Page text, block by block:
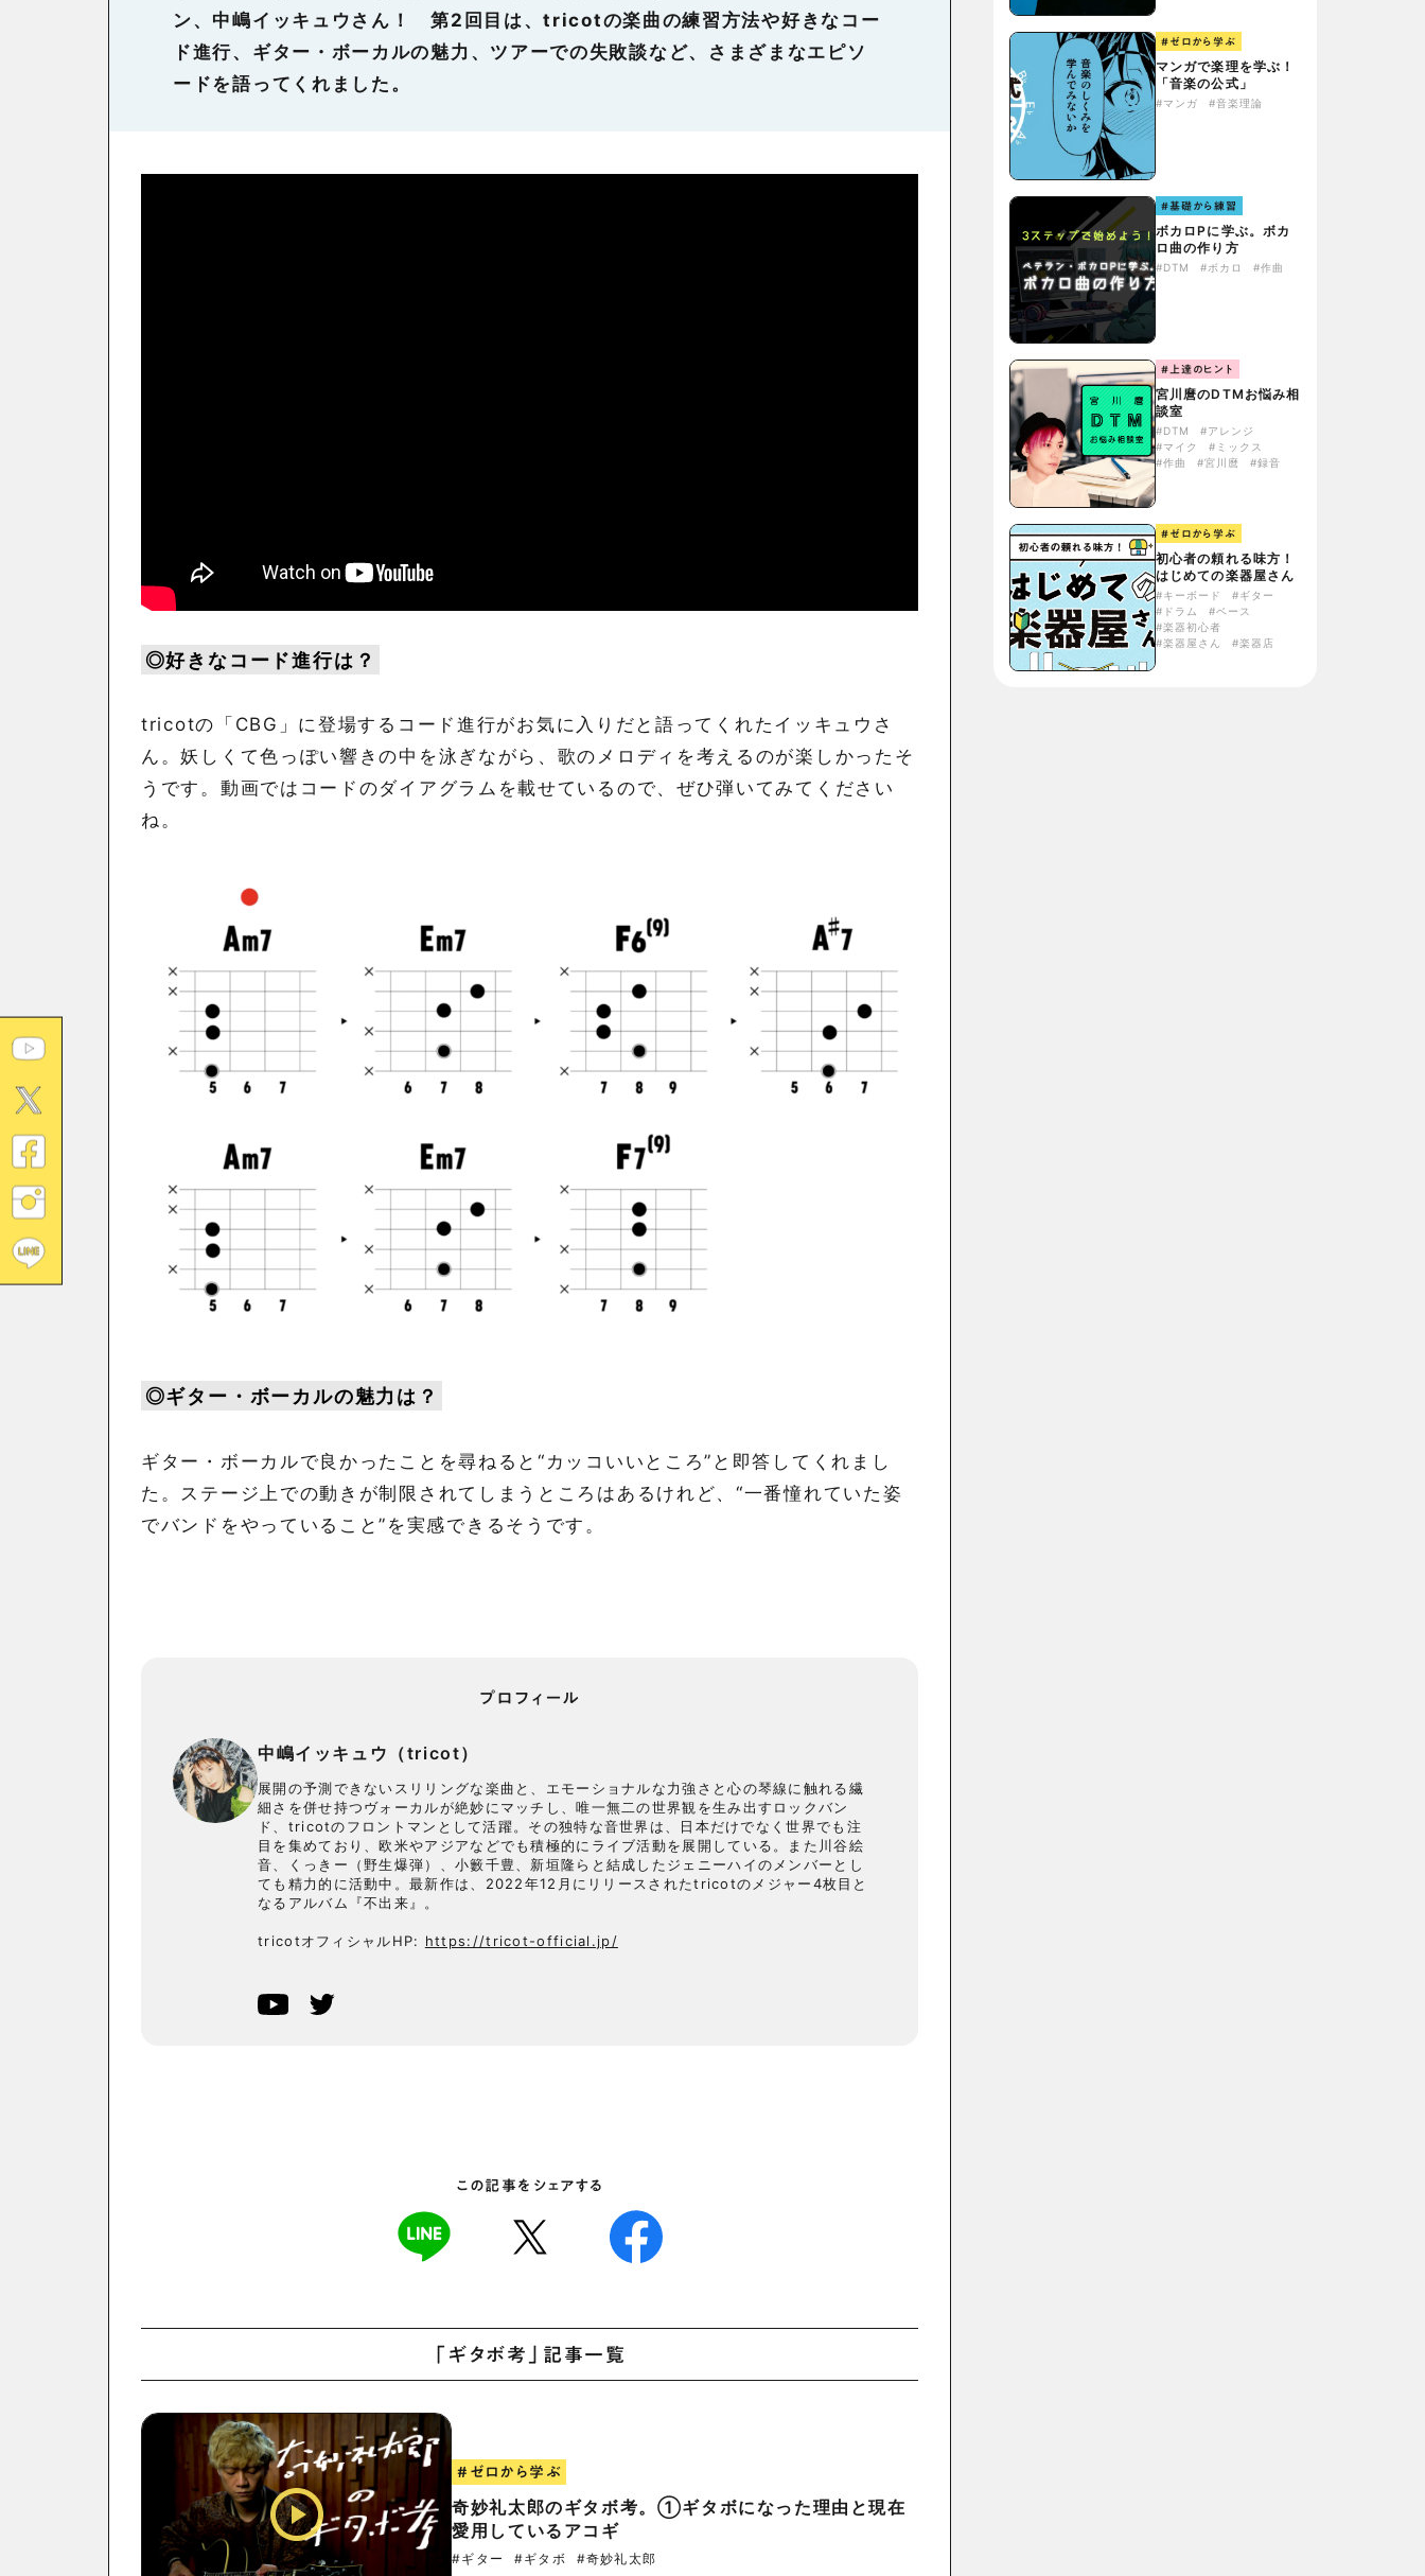
ン、中嶋イッキュウさん！ 第2回目は、tricotの楽曲の練習方法や好きなコー
ド進行、ギター・ボーカルの魅力、ツアーでの失敗談など、さまざまなエピソ
ードを語ってくれました。
◎好きなコード進行は？
tricotの「CBG」に登場するコード進行がお気に入りだと語ってくれたイッキュウさ
ん。妖しくて色っぽい響きの中を泳ぎながら、歌のメロディを考えるのが楽しかったそ
うです。動画ではコードのダイアグラムを載せているので、ぜひ弾いてみてください
ね。
◎ギター・ボーカルの魅力は？
ギター・ボーカルで良かったことを尋ねると“カッコいいところ”と即答してくれまし
た。ステージ上での動きが制限されてしまうところはあるけれど、“一番憧れていた姿
でバンドをやっていること”を実感できるそうです。
プロフィール
中嶋イッキュウ（tricot）
展開の予測できないスリリングな楽曲と、エモーショナルな力強さと心の琴線に触れる繊
細さを併せ持つヴォーカルが絶妙にマッチし、唯一無二の世界観を生み出すロックバン
ド、tricotのフロントマンとして活躍。その独特な音世界は、日本だけでなく世界でも注
目を集めており、欧米やアジアなどでも積極的にライブ活動を展開している。また川谷絵
音、くっきー（野生爆弾）、小籔千豊、新垣隆らと結成したジェニーハイのメンバーとし
ても精力的に活動中。最新作は、2022年12月にリリースされたtricotのメジャー4枚目と
なるアルバム『不出来』。
tricotオフィシャルHP: https://tricot-official.jp/
この記事をシェアする
「ギタボ考」記事一覧
#ゼロから学ぶ
奇妙礼太郎のギタボ考。①ギタボになった理由と現在
愛用しているアコギ
#ギター #ギタボ #奇妙礼太郎
#ゼロから学ぶ
マンガで楽理を学ぶ！
「音楽の公式」
#マンガ #音楽理論
#基礎から練習
ボカロPに学ぶ。ボカ
ロ曲の作り方
#DTM #ボカロ #作曲
#上達のヒント
宮川麿のDTMお悩み相
談室
#DTM
#アレンジ
#マイク
#ミックス
#作曲
#宮川麿 #録音
#ゼロから学ぶ
初心者の頼れる味方！
はじめての楽器屋さん
#キーボード
#ギター
#ドラム
#ベース
#楽器初心者
#楽器屋さん
#楽器店